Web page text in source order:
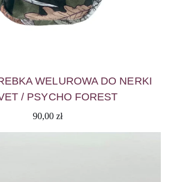
WELUROWA DO NERKI
/ PSYCHO FOREST
90,00zł